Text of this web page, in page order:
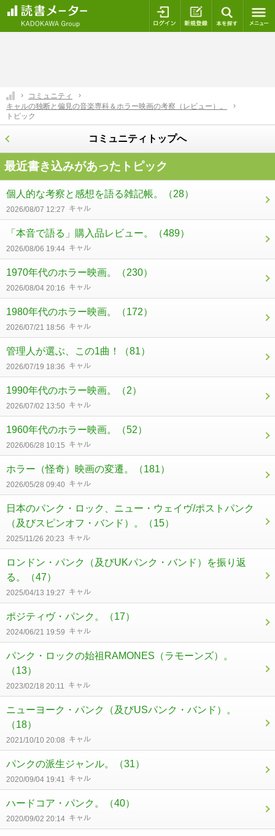
ログイン 新規登録
コミュニティ
キャルの独断と偏見の音楽専科＆ホラー映画の考察（レビュー）。
トピック
コミュニティトップへ
最近書き込みがあったトピック
個人的な考察と感想を語る雑記帳。 （28）
2026/08/07 12:27 キャル
「本音で語る」購入品レビュー。 （489）
2026/08/06 19:44 キャル
1970年代のホラー映画。 （230）
2026/08/04 20:16 キャル
1980年代のホラー映画。 （172）
2026/07/21 18:56 キャル
管理人が選ぶ、この1曲！ （81）
2026/07/19 18:36 キャル
1990年代のホラー映画。 （2）
2026/07/02 13:50 キャル
1960年代のホラー映画。 （52）
2026/06/28 10:15 キャル
ホラー（怪奇）映画の変遷。 （181）
2026/05/28 09:40 キャル
日本のパンク・ロック、ニュー・ウェイヴ/ポストパンク
（及びスピンオフ・バンド）。
（15）
2025/11/26 20:23 キャル
ロンドン・パンク（及びUKパンク・バンド）を振り返
る。
（47）
2025/04/13 19:27 キャル
ポジティヴ・パンク。 （17）
2024/06/21 19:59 キャル
パンク・ロックの始祖RAMONES（ラモーンズ）。
（13）
2023/02/18 20:11 キャル
ニューヨーク・パンク（及びUSパンク・バンド）。
（18）
2021/10/10 20:08 キャル
パンクの派生ジャンル。 （31）
2020/09/04 19:41 キャル
ハードコア・パンク。 （40）
2020/09/02 20:14 キャル